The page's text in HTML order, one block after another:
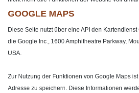
GOOGLE MAPS
Diese Seite nutzt über eine API den
die Google Inc., 1600 Amphitheatre Parkway,
USA.
Zur Nutzung der Funktionen von Google Maps
Adresse zu speichern. Diese Informationen